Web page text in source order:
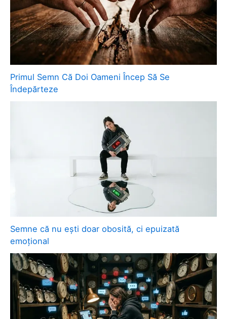
Primul Semn Că Doi Oameni Încep Să Se
Îndepărteze
Semne că nu ești doar obosită, ci epuizată
emoțional